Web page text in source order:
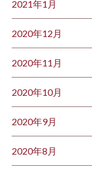
2021年1月
2020年12月
2020年11月
2020年10月
2020年9月
2020年8月